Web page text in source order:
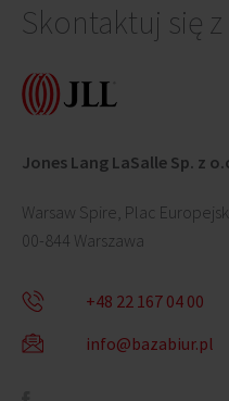
Całkowita powierzchnia
Całkowita powierzchnia
Skontaktuj się
Jones Lang LaSalle Sp. z
Warsaw Spire, Plac
00-844 Warszawa
+48 22 167 04 00
info@bazabiur.pl